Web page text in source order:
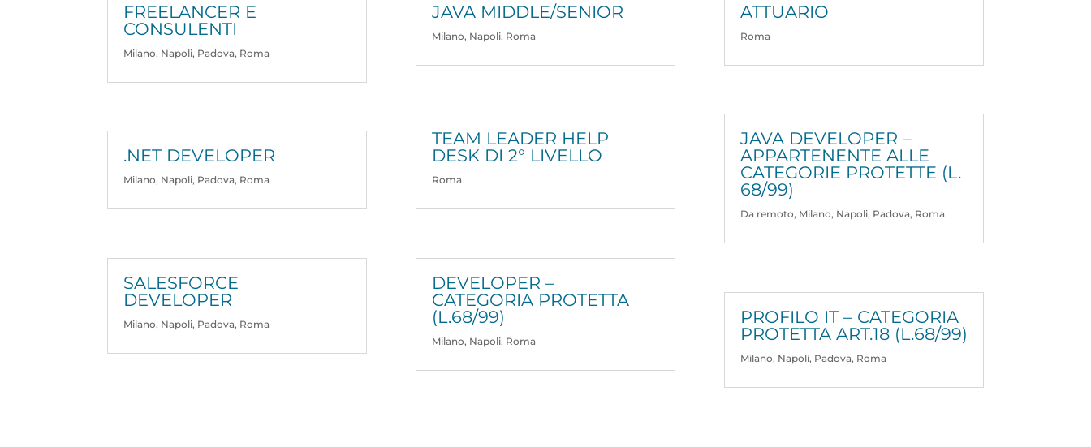
FREELANCER E
CONSULENTI
Milano, Napoli, Padova, Roma
.NET DEVELOPER
Milano, Napoli, Padova, Roma
SALESFORCE
DEVELOPER
Milano, Napoli, Padova, Roma
JAVA MIDDLE/SENIOR
Milano, Napoli, Roma
TEAM LEADER HELP
DESK DI 2° LIVELLO
Roma
DEVELOPER –
CATEGORIA PROTETTA
(L.68/99)
Milano, Napoli, Roma
ATTUARIO
Roma
JAVA DEVELOPER –
APPARTENENTE ALLE
CATEGORIE PROTETTE (L.
68/99)
Da remoto, Milano, Napoli, Padova, Roma
PROFILO IT – CATEGORIA
PROTETTA ART.18 (L.68/99)
Milano, Napoli, Padova, Roma